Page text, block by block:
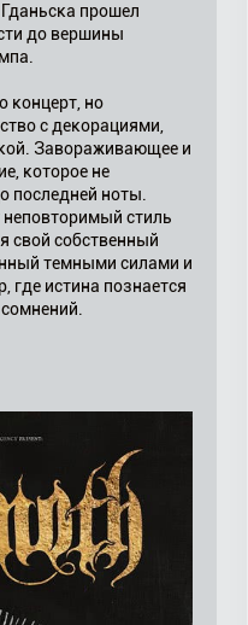
Гданьска прошел
до вершины
концерт, но
с декорациями,
Завораживающее и
которое не
последней ноты.
неповторимый стиль
свой собственный
темными силами и
где истина познается